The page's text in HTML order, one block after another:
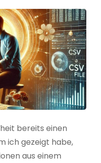
bereits einen
ich gezeigt habe,
aus einem